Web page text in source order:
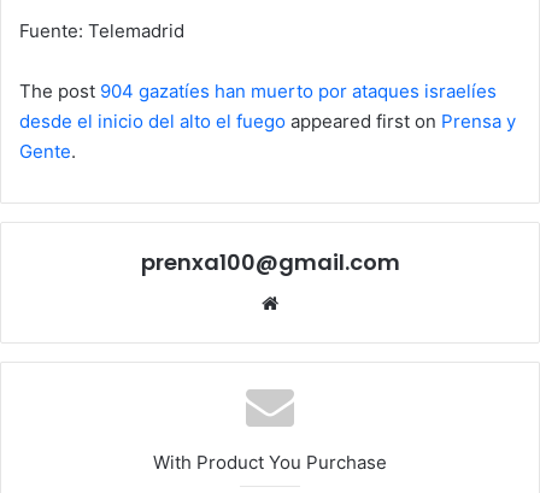
Fuente: Telemadrid
The post 904 gazatíes han muerto por ataques israelíes
desde el inicio del alto el fuego appeared first on Prensa y
Gente.
prenxa100@gmail.com
With Product You Purchase